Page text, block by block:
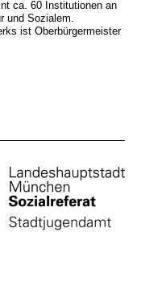
ca. 60 Institutionen an
und Sozialem.
ist Oberbürgermeister